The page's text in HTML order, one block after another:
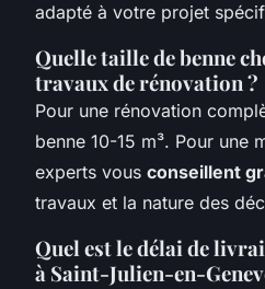
adapté à votre projet
Quelle taille de benne
travaux de rénovation ?
Pour une rénovation
benne 10-15 m³. Pour une
experts vous conseillent
travaux et la nature des
Quel est le délai de
à Saint-Julien-en-